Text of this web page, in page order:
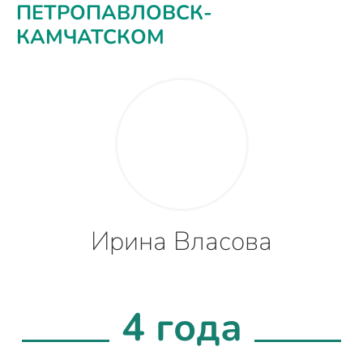
ПЕТРОПАВЛОВСК-
КАМЧАТСКОМ
Ирина Власова
4 года